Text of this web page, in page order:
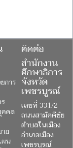
การ
คล
ย
น
ติดต่อ
สำนักงาน
ศึกษาธิการ
จังหวัด
เพชรบูรณ์
เลขที่ 331/2
ถนนสามัคคีชัย
ตำบลในเมือง
อำเภอเมือง
เพชรบูรณ์